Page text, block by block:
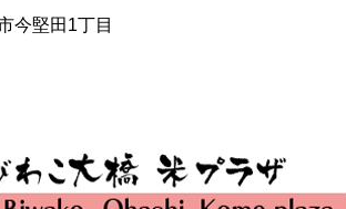
今堅田1丁目